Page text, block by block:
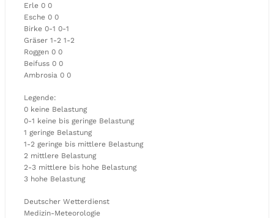
Erle 0 0
Esche 0 0
Birke 0-1 0-1
Gräser 1-2 1-2
Roggen 0 0
Beifuss 0 0
Ambrosia 0 0
Legende:
0 keine Belastung
0-1 keine bis geringe Belastung
1 geringe Belastung
1-2 geringe bis mittlere Belastung
2 mittlere Belastung
2-3 mittlere bis hohe Belastung
3 hohe Belastung
Deutscher Wetterdienst
Medizin-Meteorologie